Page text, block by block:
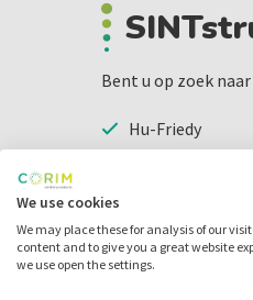
Bent u op zoek
Hu-Friedy
Vraag dan via het
ontvangt u
We use cookies
We may place these for analysis of our
content and to give you a great website
we use open the settings.